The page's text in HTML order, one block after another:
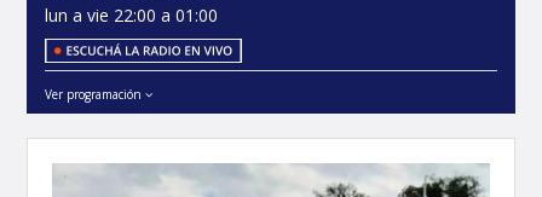
lun a vie 22:00 a 01:00
Ver programación